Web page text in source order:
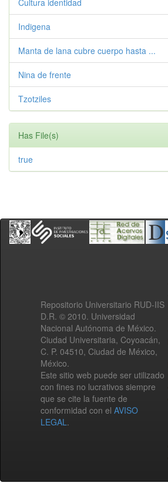
Cultura identidad
Indigena
Manta de lana cubre cuerpo hasta ...
Nina de frente
Tzotziles
Has File(s)
true
Repositorio Universitario RUD-IIS
D.R. © 2010. Universidad
Nacional Autónoma de México.
Ciudad Universitaria, Coyoacán,
C. P. 04510, Ciudad de México,
México.
Este sitio web puede ser utilizado
con fines no lucrativos siempre
que se cite la fuente de
conformidad con el AVISO
LEGAL.